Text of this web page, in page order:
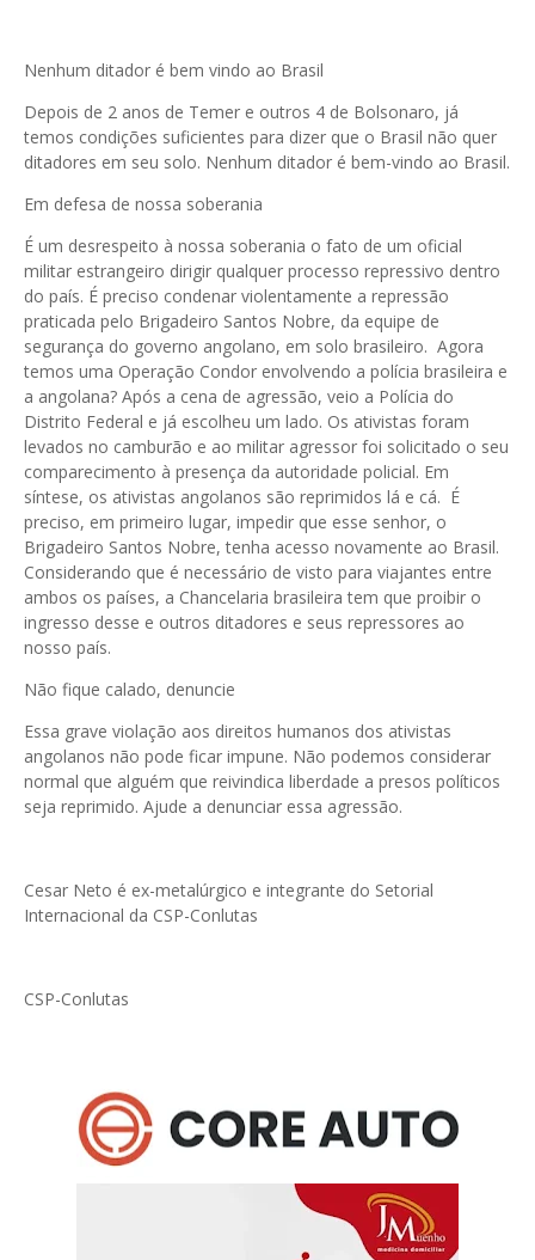
Nenhum ditador é bem vindo ao Brasil
Depois de 2 anos de Temer e outros 4 de Bolsonaro, já
temos condições suficientes para dizer que o Brasil não quer
ditadores em seu solo. Nenhum ditador é bem-vindo ao Brasil.
Em defesa de nossa soberania
É um desrespeito à nossa soberania o fato de um oficial
militar estrangeiro dirigir qualquer processo repressivo dentro
do país. É preciso condenar violentamente a repressão
praticada pelo Brigadeiro Santos Nobre, da equipe de
segurança do governo angolano, em solo brasileiro. Agora
temos uma Operação Condor envolvendo a polícia brasileira e
a angolana? Após a cena de agressão, veio a Polícia do
Distrito Federal e já escolheu um lado. Os ativistas foram
levados no camburão e ao militar agressor foi solicitado o seu
comparecimento à presença da autoridade policial. Em
síntese, os ativistas angolanos são reprimidos lá e cá. É
preciso, em primeiro lugar, impedir que esse senhor, o
Brigadeiro Santos Nobre, tenha acesso novamente ao Brasil.
Considerando que é necessário de visto para viajantes entre
ambos os países, a Chancelaria brasileira tem que proibir o
ingresso desse e outros ditadores e seus repressores ao
nosso país.
Não fique calado, denuncie
Essa grave violação aos direitos humanos dos ativistas
angolanos não pode ficar impune. Não podemos considerar
normal que alguém que reivindica liberdade a presos políticos
seja reprimido. Ajude a denunciar essa agressão.
Cesar Neto é ex-metalúrgico e integrante do Setorial
Internacional da CSP-Conlutas
CSP-Conlutas